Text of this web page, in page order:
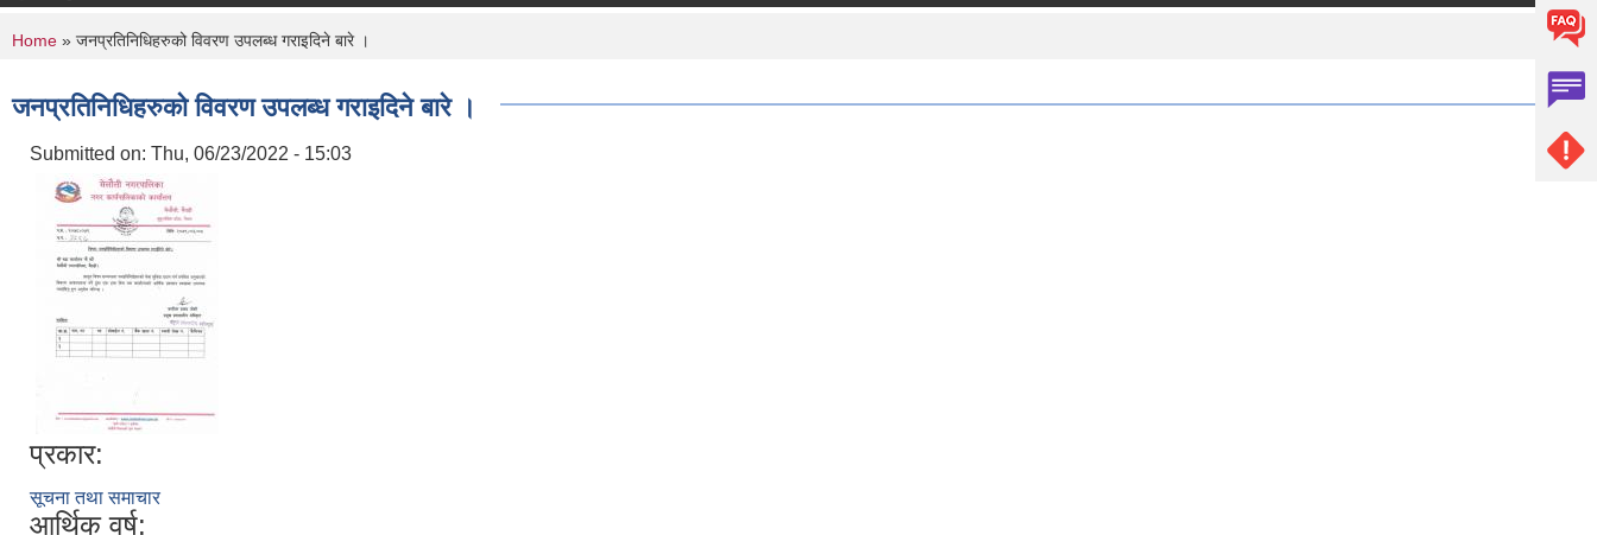
You are here
Home » जनप्रतिनिधिहरुको विवरण उपलब्ध गराइदिने बारे ।
जनप्रतिनिधिहरुको विवरण उपलब्ध गराइदिने बारे ।
Submitted on: Thu, 06/23/2022 - 15:03
प्रकार:
सूचना तथा समाचार
आर्थिक वर्ष: